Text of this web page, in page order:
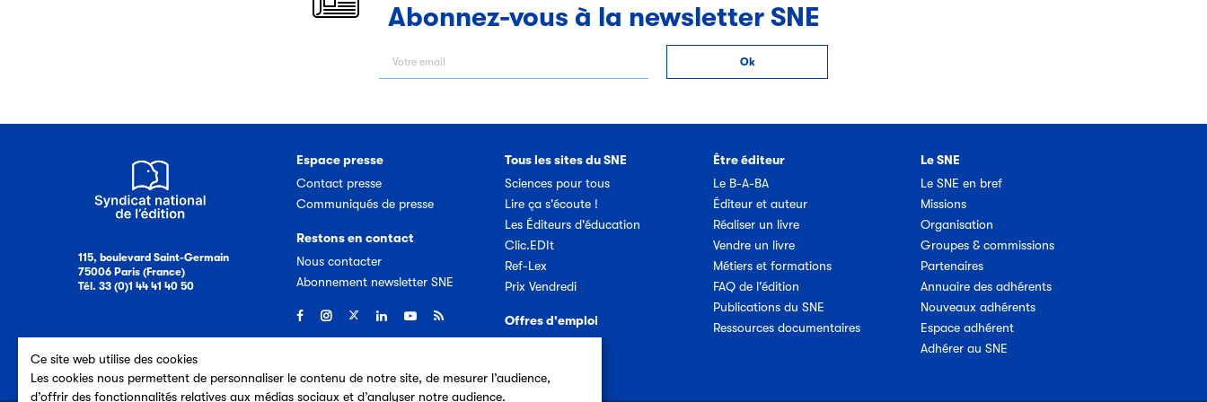
Ce site web utilise des cookies
Les cookies nous permettent de personnaliser le contenu de notre site, de mesurer l’audience,
d’offrir des fonctionnalités relatives aux médias sociaux et d’analyser notre audience.
Abonnez-vous à la newsletter SNE
115, boulevard Saint-Germain
75006 Paris (France)
Tél. 33 (0)1 44 41 40 50
Espace presse
Contact presse
Communiqués de presse
Restons en contact
Nous contacter
Abonnement newsletter SNE
Tous les sites du SNE
Sciences pour tous
Lire ça s'écoute !
Les Éditeurs d'éducation
Clic.EDIt
Ref-Lex
Prix Vendredi
Offres d'emploi
Être éditeur
Le B-A-BA
Éditeur et auteur
Réaliser un livre
Vendre un livre
Métiers et formations
FAQ de l'édition
Publications du SNE
Ressources documentaires
Le SNE
Le SNE en bref
Missions
Organisation
Groupes & commissions
Partenaires
Annuaire des adhérents
Nouveaux adhérents
Espace adhérent
Adhérer au SNE